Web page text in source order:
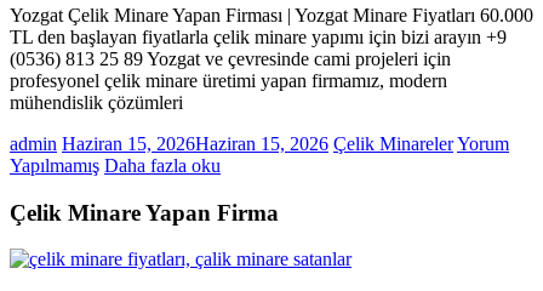
Minare,
Çelik
Minare
Modelleri
Yozgat Çelik Minare Yapan Firması | Yozgat Minare Fiyatları 60.000
TL den başlayan fiyatlarla çelik minare yapımı için bizi arayın +9
(0536) 813 25 89 Yozgat ve çevresinde cami projeleri için
profesyonel çelik minare üretimi yapan firmamız, modern
mühendislik çözümleri
admin Haziran 15, 2026Haziran 15, 2026 Çelik MinarelerYorum
Yapılmamış Daha fazla oku
Çelik Minare Yapan Firma